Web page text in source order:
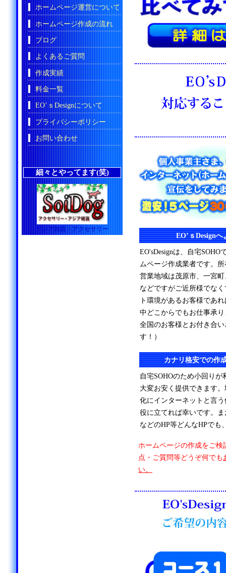
EO’ｓDesign
EO'sDesignは、自宅SOHO
ムページ作成業者です。
営業地域は茂原市、一宮
などですがご近所様でな
ト環境があるお客様であ
中どこからでもお仕事承
全国のお客様とお付き合
す！）
カナリ格安での作
自宅SOHOのため小回り
大変お安く提供できます
化にインターネットと言
役に立てれば幸いです。
などのHP等どんなHPでも
ホームページの作成をご検
点・ご質問等どうぞ何でも
い。
ホームページ運営について
ホームページ作成の流れ
ブログ
よくあるご質問
作成実績
料金一覧
EO’ｓDesignについて
プライバシーポリシー
お問い合わせ
細々とやってます(笑)
アジア雑貨・アクセサリー